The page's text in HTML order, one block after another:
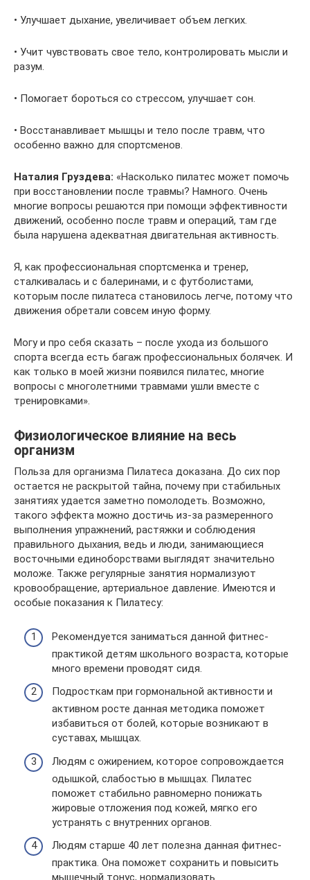
• Улучшает дыхание, увеличивает объем легких.
• Учит чувствовать свое тело, контролировать мысли и
разум.
• Помогает бороться со стрессом, улучшает сон.
• Восстанавливает мышцы и тело после травм, что
особенно важно для спортсменов.
Наталия Груздева: «Насколько пилатес может помочь
при восстановлении после травмы? Намного. Очень
многие вопросы решаются при помощи эффективности
движений, особенно после травм и операций, там где
была нарушена адекватная двигательная активность.
Я, как профессиональная спортсменка и тренер,
сталкивалась и с балеринами, и с футболистами,
которым после пилатеса становилось легче, потому что
движения обретали совсем иную форму.
Могу и про себя сказать – после ухода из большого
спорта всегда есть багаж профессиональных болячек. И
как только в моей жизни появился пилатес, многие
вопросы с многолетними травмами ушли вместе с
тренировками».
Физиологическое влияние на весь
организм
Польза для организма Пилатеса доказана. До сих пор
остается не раскрытой тайна, почему при стабильных
занятиях удается заметно помолодеть. Возможно,
такого эффекта можно достичь из-за размеренного
выполнения упражнений, растяжки и соблюдения
правильного дыхания, ведь и люди, занимающиеся
восточными единоборствами выглядят значительно
моложе. Также регулярные занятия нормализуют
кровообращение, артериальное давление. Имеются и
особые показания к Пилатесу:
Рекомендуется заниматься данной фитнес-
практикой детям школьного возраста, которые
много времени проводят сидя.
Подросткам при гормональной активности и
активном росте данная методика поможет
избавиться от болей, которые возникают в
суставах, мышцах.
Людям с ожирением, которое сопровождается
одышкой, слабостью в мышцах. Пилатес
поможет стабильно равномерно понижать
жировые отложения под кожей, мягко его
устранять с внутренних органов.
Людям старше 40 лет полезна данная фитнес-
практика. Она поможет сохранить и повысить
мышечный тонус, нормализовать